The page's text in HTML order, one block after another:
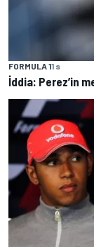
FORMULA 11 s
İddia: Perez’in